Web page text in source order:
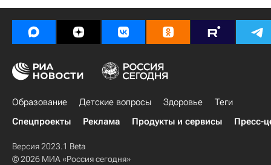
Образование Детские вопросы Здоровье
Теги
Спецпроекты
Реклама Продукты и сервисы Пресс-
Версия 2023.1 Beta
© 2026 МИА «Россия сегодня»